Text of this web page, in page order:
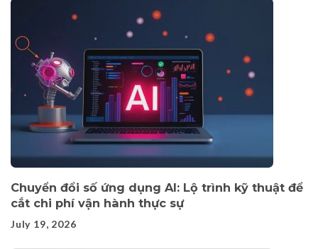
Chuyển đổi số ứng dụng AI: Lộ trình kỹ thuật để
cắt chi phí vận hành thực sự
July 19, 2026